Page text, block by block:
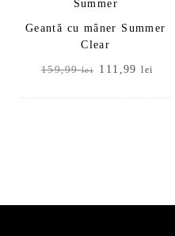
Geantă cu mâner Summer
Clear
159,99lei
Prețul
a
111,99lei
este: